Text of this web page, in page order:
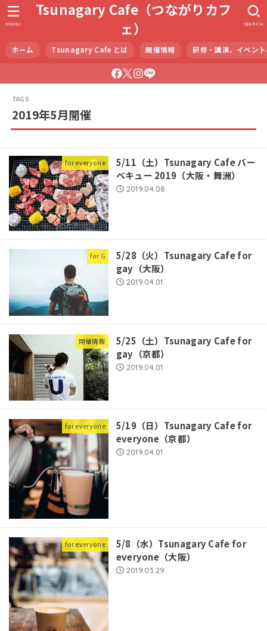
Tsunagary Cafe（つながりカフ
ェ）
ホーム Tsunagary Cafe とは 開催情報 研修・講演、イベン
SEARCH
MENU
2019年5月開催
for everyone
5/11（土）Tsunagary Cafe バー
ベキュー 2019（大阪・舞洲）
2019.04.08
for G
5/28（火）Tsunagary Cafe for
gay（大阪）
2019.04.01
開催情報
5/25（土）Tsunagary Cafe for
gay（京都）
2019.04.01
for everyone
5/19（日）Tsunagary Cafe for
everyone（京都）
2019.04.01
for everyone
5/8（水）Tsunagary Cafe for
everyone（大阪）
2019.03.29